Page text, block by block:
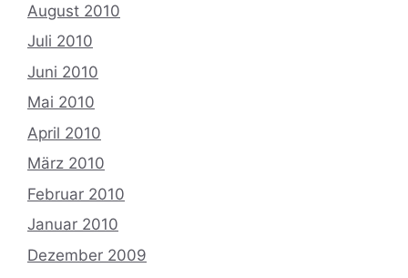
August 2010
Juli 2010
Juni 2010
Mai 2010
April 2010
März 2010
Februar 2010
Januar 2010
Dezember 2009